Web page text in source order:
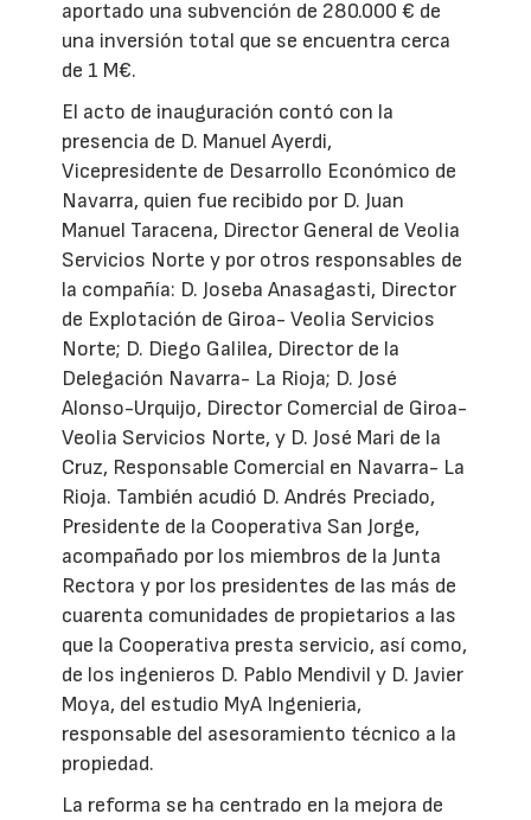
aportado una subvención de 280.000 € de
una inversión total que se encuentra cerca
de 1 M€.
El acto de inauguración contó con la
presencia de D. Manuel Ayerdi,
Vicepresidente de Desarrollo Económico de
Navarra, quien fue recibido por D. Juan
Manuel Taracena, Director General de Veolia
Servicios Norte y por otros responsables de
la compañía: D. Joseba Anasagasti, Director
de Explotación de Giroa- Veolia Servicios
Norte; D. Diego Galilea, Director de la
Delegación Navarra- La Rioja; D. José
Alonso-Urquijo, Director Comercial de Giroa-
Veolia Servicios Norte, y D. José Mari de la
Cruz, Responsable Comercial en Navarra- La
Rioja. También acudió D. Andrés Preciado,
Presidente de la Cooperativa San Jorge,
acompañado por los miembros de la Junta
Rectora y por los presidentes de las más de
cuarenta comunidades de propietarios a las
que la Cooperativa presta servicio, así como,
de los ingenieros D. Pablo Mendivil y D. Javier
Moya, del estudio MyA Ingenieria,
responsable del asesoramiento técnico a la
propiedad.
La reforma se ha centrado en la mejora de